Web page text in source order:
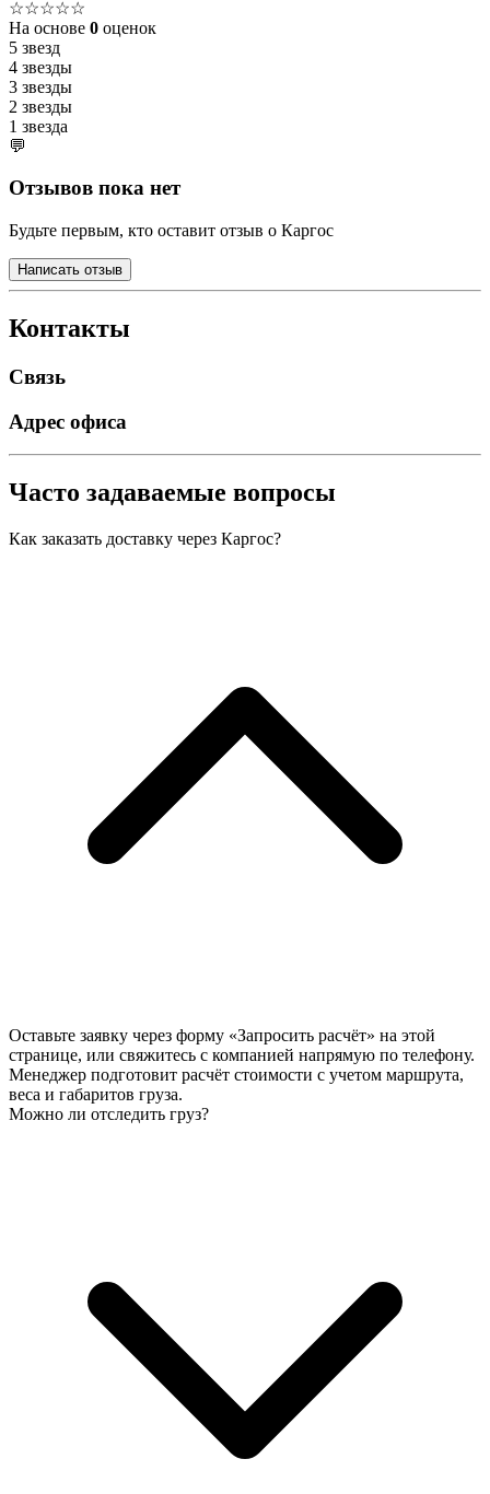
☆☆☆☆☆
На основе 0 оценок
5 звезд
4 звезды
3 звезды
2 звезды
1 звезда
💬
Отзывов пока нет
Будьте первым, кто оставит отзыв о Каргос
Написать отзыв
Контакты
Связь
Адрес офиса
Часто задаваемые вопросы
Как заказать доставку через Каргос?
Оставьте заявку через форму «Запросить расчёт» на этой
странице, или свяжитесь с компанией напрямую по телефону.
Менеджер подготовит расчёт стоимости с учетом маршрута,
веса и габаритов груза.
Можно ли отследить груз?